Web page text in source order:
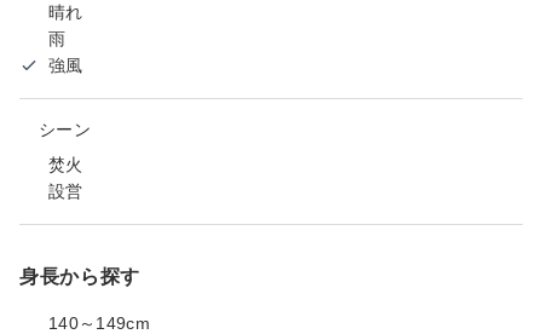
晴れ
雨
強風
シーン
焚火
設営
身長から探す
140～149cm